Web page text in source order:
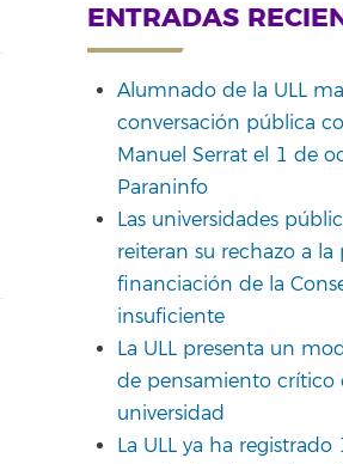
ENTRADAS
Alumnado de la ULL
conversación pública
Manuel Serrat el 1 de
Paraninfo
Las universidades
reiteran su rechazo a la
financiación de la
insuficiente
La ULL presenta un
de pensamiento crítico
universidad
La ULL ya ha